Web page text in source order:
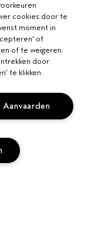
cookies door te
moment in
of
of te weigeren.
door
te klikken.
Aanvaarden